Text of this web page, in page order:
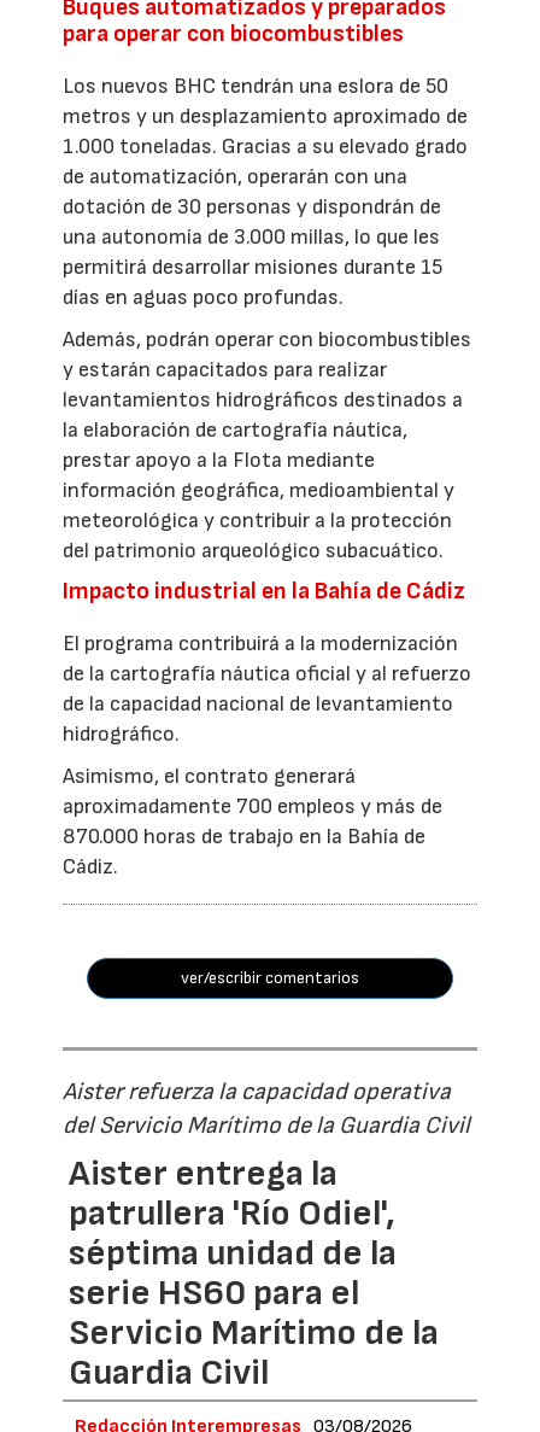
Buques automatizados y preparados
para operar con biocombustibles
Los nuevos BHC tendrán una eslora de 50
metros y un desplazamiento aproximado de
1.000 toneladas. Gracias a su elevado grado
de automatización, operarán con una
dotación de 30 personas y dispondrán de
una autonomía de 3.000 millas, lo que les
permitirá desarrollar misiones durante 15
días en aguas poco profundas.
Además, podrán operar con biocombustibles
y estarán capacitados para realizar
levantamientos hidrográficos destinados a
la elaboración de cartografía náutica,
prestar apoyo a la Flota mediante
información geográfica, medioambiental y
meteorológica y contribuir a la protección
del patrimonio arqueológico subacuático.
Impacto industrial en la Bahía de Cádiz
El programa contribuirá a la modernización
de la cartografía náutica oficial y al refuerzo
de la capacidad nacional de levantamiento
hidrográfico.
Asimismo, el contrato generará
aproximadamente 700 empleos y más de
870.000 horas de trabajo en la Bahía de
Cádiz.
ver/escribir comentarios
Aister refuerza la capacidad operativa
del Servicio Marítimo de la Guardia Civil
Aister entrega la
patrullera 'Río Odiel',
séptima unidad de la
serie HS60 para el
Servicio Marítimo de la
Guardia Civil
Redacción Interempresas 03/08/2026